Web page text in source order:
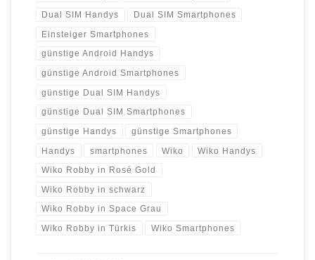
Dual SIM Handys Dual SIM Smartphones
Einsteiger Smartphones
günstige Android Handys
günstige Android Smartphones
günstige Dual SIM Handys
günstige Dual SIM Smartphones
günstige Handys günstige Smartphones
Handys smartphones Wiko Wiko Handys
Wiko Robby in Rosé Gold
Wiko Robby in schwarz
Wiko Robby in Space Grau
Wiko Robby in Türkis Wiko Smartphones